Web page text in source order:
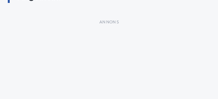
ANNONS